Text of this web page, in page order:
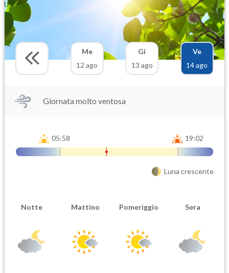
Me
12 ago
Gi
13 ago
Ve
14 ago
Giornata molto ventosa
05:58 19:02
Luna crescente
Notte Mattino Pomeriggio Sera